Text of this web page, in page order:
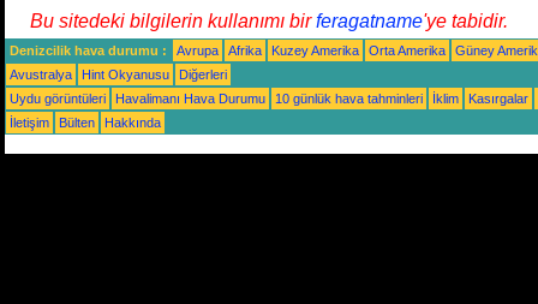
Bu sitedeki bilgilerin kullanımı birferagatname'ye tabidir.
Denizcilik hava durumu : Avrupa Afrika Kuzey Amerika Orta Amerika
Güney
Avustralya
Hint Okyanusu
Diğerleri
Uydu görüntüleri
Havalimanı Hava Durumu 10 günlük hava tahminleri İklim
Kasırgalar
İletişim
Bülten Hakkında